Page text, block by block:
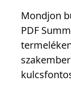
Mondjon
PDF